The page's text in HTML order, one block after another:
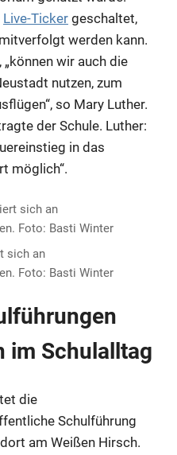
Live-Ticker geschaltet,
werden kann.
wir auch die
nutzen, zum
so Mary Luther.
der Schule. Luther:
in das
möglich“.
sich an
Foto: Basti Winter
im Schulalltag
die
Schulführung
am Weißen Hirsch.